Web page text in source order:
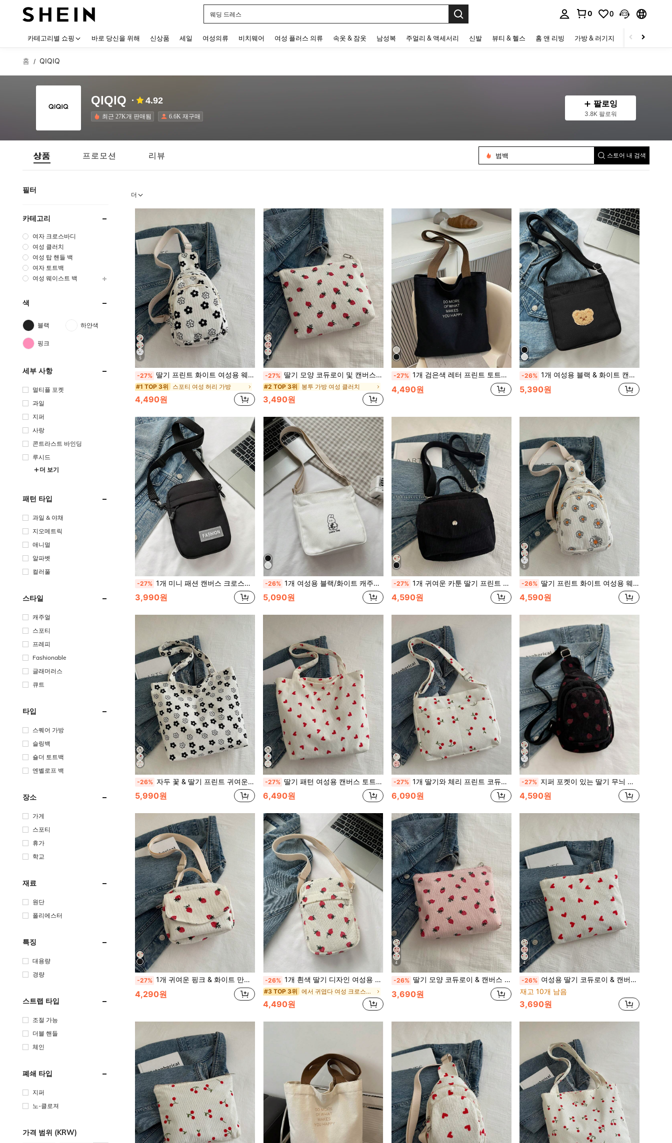
블랙 드레스
0 0
카테고리별 쇼핑 바로 당신을 위해 신상품 세일 여성의류 비치웨어 여성 플러스 의류 속옷 & 잠옷 남성복 주얼리 & 액세서리 신발 뷰티 & 헬스 홈 앤 리빙 가방 & 러기지 스포츠 & 아웃
홈 / QIQIQ
QIQIQ 4.92
최근 27K개 판매됨 6.6K 재구매
팔로잉
3.8K 팔로워
상품 프로모션 리뷰
여성 클러치
범백
스토어 내 검색
필터
카테고리
여자 크로스바디
여성 클러치
여성 탑 핸들 백
여자 토트백
여성 웨이스트 백
색
블랙 하얀색
핑크
세부 사항
멀티플 포켓
과일
지퍼
사랑
콘트라스트 바인딩
루시드
더 보기
패턴 타입
과일 & 야채
지오메트릭
애니멀
알파벳
컬러풀
스타일
캐주얼
스포티
프레피
Fashionable
글래머러스
큐트
타입
스퀘어 가방
슬링백
숄더 토트백
엔벨로프 백
장소
가게
스포티
휴가
학교
재료
원단
폴리에스터
특징
대용량
경량
스트랩 타입
조절 가능
더블 핸들
체인
폐쇄 타입
지퍼
노-클로져
가격 범위 (KRW)
더
5
-27% 딸기 프린트 화이트 여성용 웨이스트백 동전 지갑 다기능 캔버스백 작은 핸드폰 파우치 귀여운 핑크 여행 가방
#1 TOP 3위 스포티 여성 허리 가방
4,490원
4
-27% 딸기 모양 코듀로이 및 캔버스 여성 핸드백, 화장품 가방, 사랑스럽고 귀여운 작은 가방, 휴대폰 가방, 동전 지갑, 내부 수납 가방, 중고등학생용 문구 파우치, 귀여운 딸기 지갑 발렌타인, 발렌타인 데이, 발렌타인 데이, 귀여운, 여름, 카와이
#2 TOP 3위 봉투 가방 여성 클러치
3,490원
-27% 1개 검은색 레터 프린트 토트백 여성 캔버스 숄더백 핸드백 단순한 학습/학교 백팩, 대용량 여행 문서 정리 가방, 예술적 스타일 학생용 가방, 여성 또는 학생용 책가방, 책, 쇼핑, 등교 및 기타에 완벽한
4,490원
-26% 1개 여성용 블랙 & 화이트 캔버스 캐주얼 크로스바디 백, 귀여운 미니 핸드백 동전 지갑 전화 홀더, 학생 및 여행
5,390원
-27% 1개 미니 패션 캔버스 크로스바디 가방 블랙 알파벳 패치 장식 경량, 화이트 칼라 직장인, 대학생, 출퇴근, 비즈니스, 사무실, 기념일, 커플, 생일 선물, 발렌타인데이 선물, 선물용
3,990원
-26% 1개 여성용 블랙/화이트 캐주얼 소형 캔버스 크로스바디 백, 귀여운 미니 핸드폰 파우치, 지갑, 학생 가방, 여행 가방
5,090원
-27% 1개 귀여운 카툰 딸기 프린트 코듀로이 핸드백, 플랩 & 지퍼 클로저가 있는 여성용 캔버스 숄더백, 작은 지갑
4,590원
5
-26% 딸기 프린트 화이트 여성용 웨이스트백 동전 지갑 다기능 캔버스백 작은 핸드폰 파우치 귀여운 핑크 여행 가방
4,590원
-26% 자두 꽃 & 딸기 프린트 귀여운 여성 토트백, 캔버스 코듀로이 소재 대용량 핸드백, 엄마, 학생, 직장 여성, 여행에 적합
5,990원
-27% 딸기 패턴 여성용 캔버스 토트백, 대용량 핸드백, 코듀로이 소재 숄더백 엄마, 학생, 직장인, 여행을 위한 발렌타인데이, 문학 학생가방 및 북백 여성 또는 학생용, 도서, 쇼핑, 학교 복귀 및 기타에 적합, 청소년 문학 학생가방, 여성 또는 학생용 북백, 도서, 쇼핑에 적합
6,490원
-27% 1개 딸기와 체리 프린트 코듀로이 여성 크로스바디 가방, 조절 가능한 어깨 끈 사각 토트백, 여러 포켓, 지퍼 폐쇄, 학생과 여행자에게 이상적, 귀여운 플로럴 캔버스 가방, 쇼핑백 또는 엄마의 기저귀 가방, 카와이 체리 요소
6,090원
5
-27% 지퍼 포켓이 있는 딸기 무늬 여성용 크로스바디 백 & 웨이스트 팩, 캔버스 소재, 스몰 폰 백, 핑크 귀여운 여행용 가방, 블랙 또는 화이트 색상 선택 가능, 귀여운 딸기 지갑
4,590원
-27% 1개 귀여운 핑크 & 화이트 만화 딸기 숄더백 여성용, 코듀로이 크로스바디 백, 플랩 커버 & 지퍼가 달린 캔버스 숄더백, 작은 가방 및 지갑, 귀여운 딸기 지갑
4,290원
-26% 1개 흰색 딸기 디자인 여성용 크로스바디백, 미니 휴대폰 가방, 화장품 가방, 보관 가방, 학생, 직장인, 여행객을 위한 귀여운 코듀로이 캔버스 가방, 귀여운 딸기 지갑
#3 TOP 3위 에서 귀엽다 여성 크로스바디
4,490원
4
-26% 딸기 모양 코듀로이 & 캔버스 여성 클러치 백, 화장품, 휴대폰, 동전, 펜 보관용, 중고등학생 및 대학생용 귀여운 딸기 지갑 발렌타인, 딸기, 핑크 백
3,690원
4
-26% 여성용 딸기 코듀로이 & 캔버스 파우치, 귀여운 카와이 화장품 가방, 휴대폰 지갑, 학교 & 대학생용 문구 파우치 발렌타인, 여름, 카와이
재고 10개 남음
3,690원